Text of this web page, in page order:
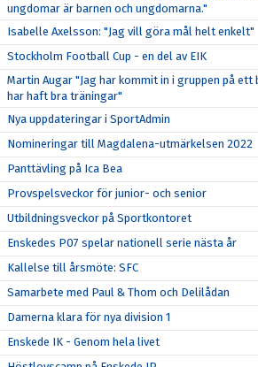
ungdomar är barnen och ungdomarna."
Isabelle Axelsson: "Jag vill göra mål helt enkelt"
Stockholm Football Cup - en del av EIK
Martin Augar "Jag har kommit in i gruppen på ett
har haft bra träningar"
Nya uppdateringar i SportAdmin
Nomineringar till Magdalena-utmärkelsen 2022
Panttävling på Ica Bea
Provspelsveckor för junior- och senior
Utbildningsveckor på Sportkontoret
Enskedes P07 spelar nationell serie nästa år
Kallelse till årsmöte: SFC
Samarbete med Paul & Thom och Delilådan
Damerna klara för nya division 1
Enskede IK - Genom hela livet